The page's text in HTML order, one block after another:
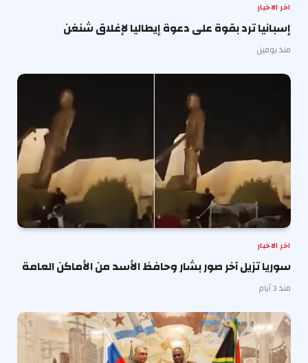
اخر الاخبار
إسبانيا ترد بقوة على دعوة إيطاليا لإغلاق شنغن
منذ يومين
اخر الاخبار
سوريا تزيل آخر صور بشار وحافظ الأسد من الأماكن العامة
منذ 3 أيام